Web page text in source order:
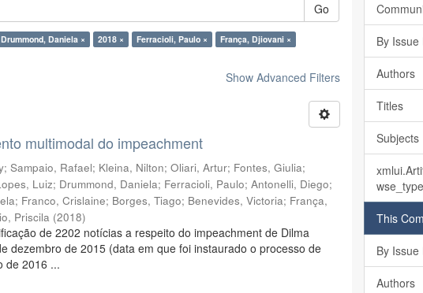
Go
Drummond, Daniela × 2018 × Ferracioli, Paulo ×
França, Djiovani ×
Show Advanced Filters
multimodal do impeachment
;Sampaio, Rafael; Kleina, Nilton;Oliari, Artur; Fontes, Giulia;
Luiz; Drummond, Daniela; Ferracioli, Paulo;Antonelli, Diego;
; Franco, Crislaine; Borges, Tiago; Benevides, Victoria; França,
Priscila (2018)
de 2202 notícias a respeito do impeachment de Dilma
dezembro de 2015 (data em que foi instaurado o processo de
de 2016 ...
By Issue
Authors
Titles
Subjects
wse_type
This
By Issue
Authors